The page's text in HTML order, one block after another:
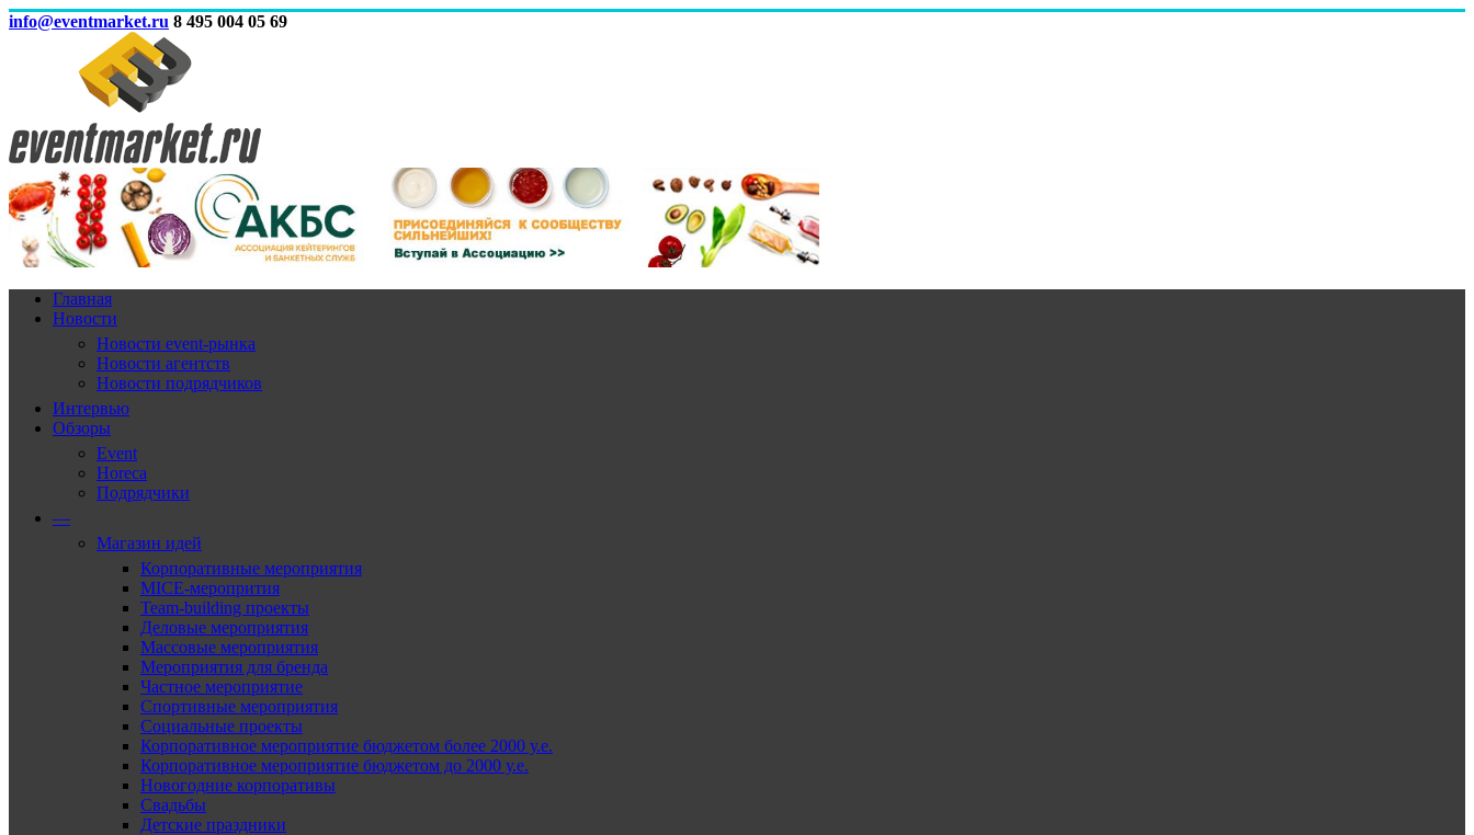
info@eventmarket.ru 8 495 004 05 69
Главная
Новости
Новости event-рынка
Новости агентств
Новости подрядчиков
Интервью
Обзоры
Event
Horeca
Подрядчики
—
Магазин идей
Корпоративные мероприятия
MICE-меропрития
Team-building проекты
Деловые мероприятия
Массовые мероприятия
Мероприятия для бренда
Частное мероприятие
Спортивные мероприятия
Социальные проекты
Корпоративное мероприятие бюджетом более 2000 у.е.
Корпоративное мероприятие бюджетом до 2000 у.е.
Новогодние корпоративы
Свадьбы
Детские праздники